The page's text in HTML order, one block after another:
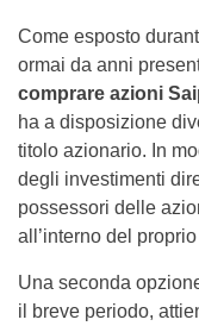
Come esposto
ormai da anni
comprare azioni
ha a disposizione
titolo azionario. In
degli investimenti
possessori delle
all’interno del
Una seconda
il breve periodo,